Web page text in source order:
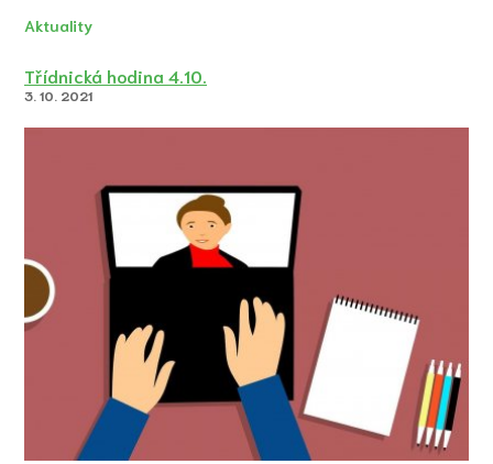
Aktuality
Třídnická hodina 4.10.
3. 10. 2021